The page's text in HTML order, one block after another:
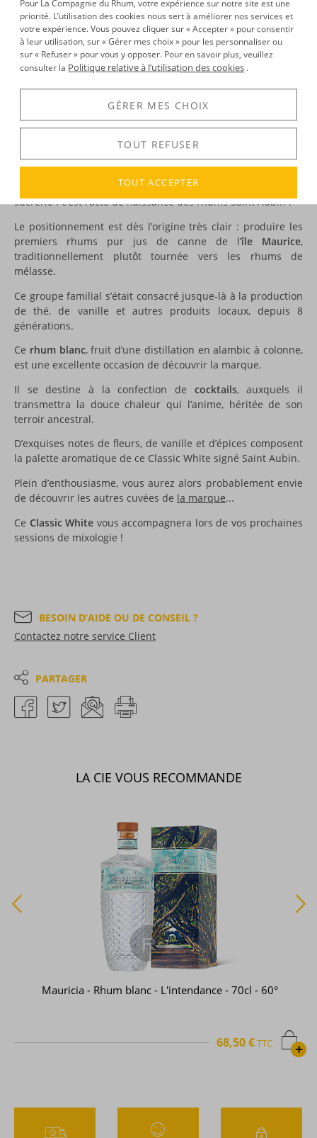
Degré :40°
DÉCOUVERTE
Domaine du même nom, où se trouvait une ancienne
sucrerie : c’est l’acte de naissance des rhums Saint Aubin !
Le positionnement est dès l’origine très clair : produire les
premiers rhums pur jus de canne de l’île Maurice,
traditionnellement plutôt tournée vers les rhums de
mélasse.
Ce groupe familial s’était consacré jusque-là à la production
de thé, de vanille et autres produits locaux, depuis 8
générations.
Ce rhum blanc, fruit d’une distillation en alambic à colonne,
est une excellente occasion de découvrir la marque.
Il se destine à la confection de cocktails, auxquels il
transmettra la douce chaleur qui l’anime, héritée de son
terroir ancestral.
D’exquises notes de fleurs, de vanille et d’épices composent
la palette aromatique de ce Classic White signé Saint Aubin.
Plein d’enthousiasme, vous aurez alors probablement envie
de découvrir les autres cuvées de la marque...
Ce Classic White vous accompagnera lors de vos prochaines
sessions de mixologie !
BESOIN D’AIDE OU DE CONSEIL ?
Contactez notre service Client
PARTAGER
LA CIE VOUS RECOMMANDE
Mauricia - Rhum blanc - L'intendance - 70cl - 60°
+
68,50 €TTC
Pour La Compagnie du Rhum, votre expérience sur notre site est une
priorité. L’utilisation des cookies nous sert à améliorer nos services et
votre expérience. Vous pouvez cliquer sur « Accepter » pour consentir
à leur utilisation, sur « Gérer mes choix » pour les personnaliser ou
sur « Refuser » pour vous y opposer. Pour en savoir plus, veuillez
consulter la Politique relative à l’utilisation des cookies .
GÉRER MES CHOIX
TOUT REFUSER
TOUT ACCEPTER